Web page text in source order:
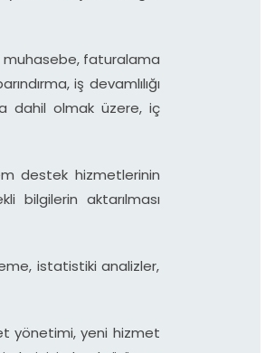
muhasebe, faturalama
iş devamlılığı
dahil olmak üzere, iç
destek hizmetlerinin
bilgilerin aktarılması
istatistiki analizler,
yönetimi, yeni hizmet